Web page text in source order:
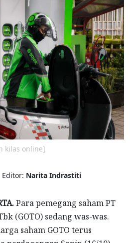
kilas online]
Editor: Narita Indrastiti
Para pemegang saham PT
(GOTO) sedang was-was.
saham GOTO terus